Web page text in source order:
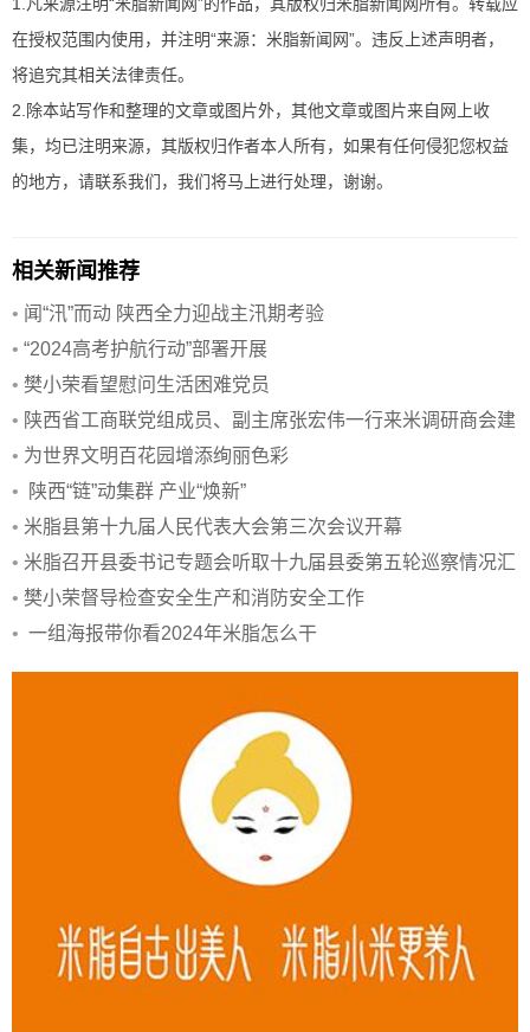
在授权范围内使用，并注明“来源：米脂新闻网”。违反上述声明者，
将追究其相关法律责任。
2.除本站写作和整理的文章或图片外，其他文章或图片来自网上收
集，均已注明来源，其版权归作者本人所有，如果有任何侵犯您权益
的地方，请联系我们，我们将马上进行处理，谢谢。
相关新闻推荐
• 闻“汛”而动 陕西全力迎战主汛期考验
• “2024高考护航行动”部署开展
• 樊小荣看望慰问生活困难党员
• 陕西省工商联党组成员、副主席张宏伟一行来米调研商会建
设
• 为世界文明百花园增添绚丽色彩
•
陕西“链”动集群 产业“焕新”
• 米脂县第十九届人民代表大会第三次会议开幕
• 米脂召开县委书记专题会听取十九届县委第五轮巡察情况汇
报
• 樊小荣督导检查安全生产和消防安全工作
• 一组海报带你看2024年米脂怎么干